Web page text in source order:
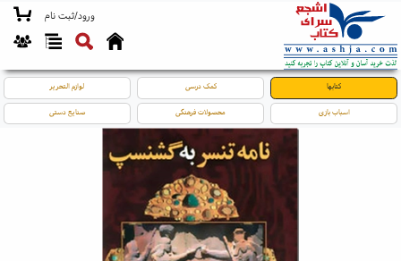
ورود/ثبت نام
کتابها کمک درسی لوازم التحریر
اسباب بازی محصولات فرهنگی صنایع دستی